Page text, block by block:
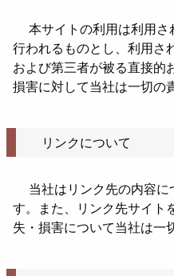
本サイトの利用は利用
行われるものとし、利用さ
および第三者が被る直接的
損害に対して当社は一切の
リンクについて
当社はリンク先の内容
す。また、リンク先サイト
失・損害について当社は一